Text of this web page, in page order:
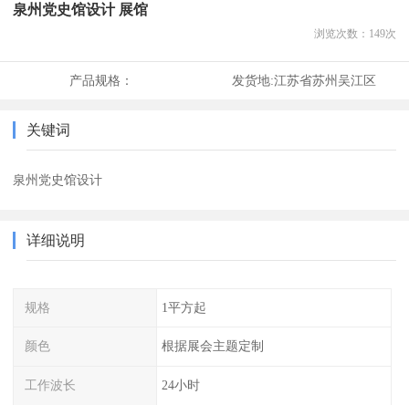
泉州党史馆设计 展馆
浏览次数： 149次
产品规格： 发货地:江苏省苏州吴江区
关键词
泉州党史馆设计
详细说明
规格 1平方起
颜色 根据展会主题定制
工作波长 24小时